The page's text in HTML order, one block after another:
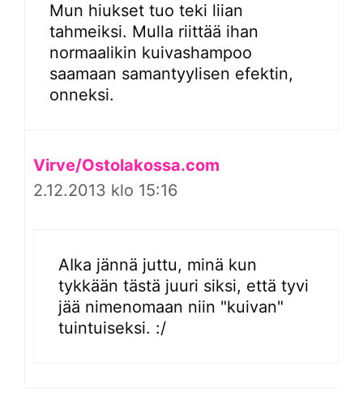
Mun hiukset tuo teki liian
tahmeiksi. Mulla riittää ihan
normaalikin kuivashampoo
saamaan samantyylisen efektin,
onneksi.
Virve/Ostolakossa.com
2.12.2013 klo 15:16
AIka jännä juttu, minä kun
tykkään tästä juuri siksi, että tyvi
jää nimenomaan niin "kuivan"
tuintuiseksi. :/